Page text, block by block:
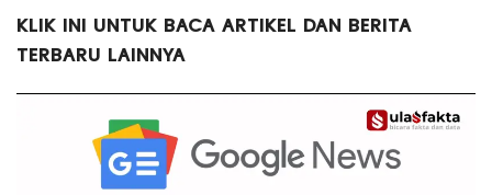
KLIK INI UNTUK BACA ARTIKEL DAN BERITA
TERBARU LAINNYA